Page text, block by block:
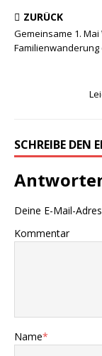
ZURÜCK
Gemeinsame 1.
SCHREIBE DEN
Deine E-Mail-
Kommentar
Name*